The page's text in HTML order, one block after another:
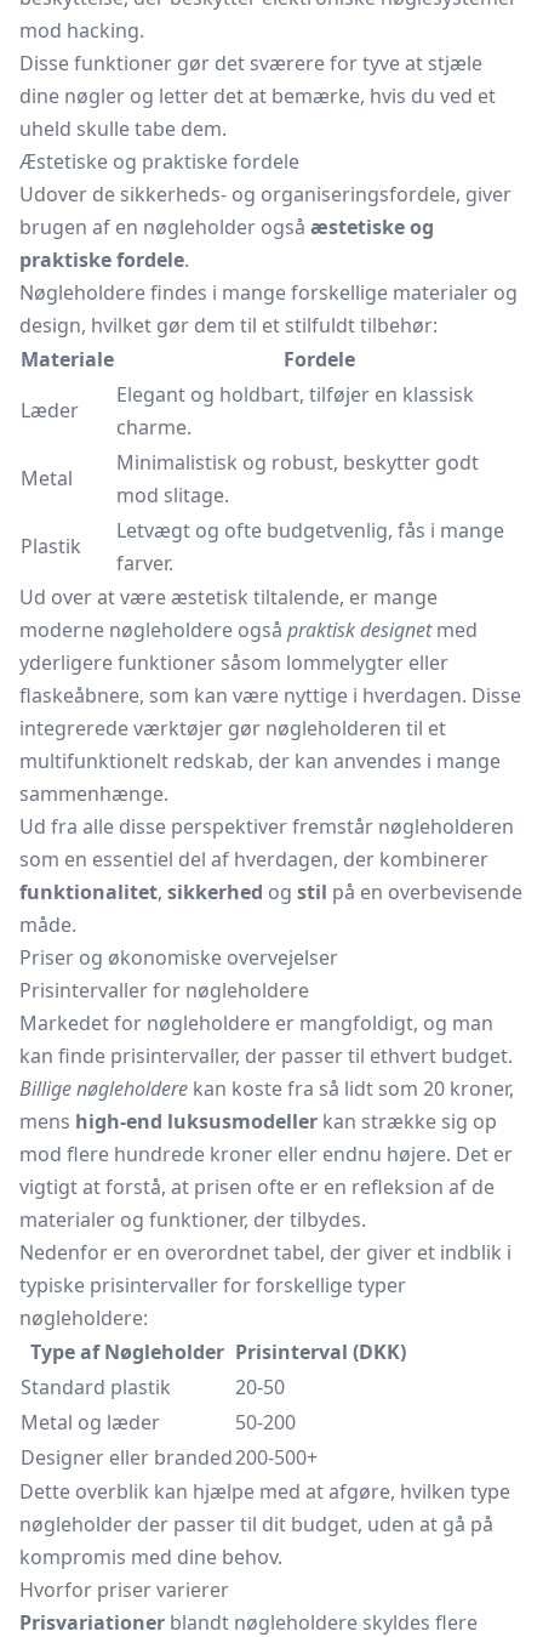
mod hacking.
Disse funktioner gør det sværere for tyve at stjæle
dine nøgler og letter det at bemærke, hvis du ved et
uheld skulle tabe dem.
Æstetiske og praktiske fordele
Udover de sikkerheds- og organiseringsfordele, giver
brugen af en nøgleholder også æstetiske og
praktiske fordele.
Nøgleholdere findes i mange forskellige materialer og
design, hvilket gør dem til et stilfuldt tilbehør:
Materiale
Fordele
Læder
Elegant og holdbart, tilføjer en klassisk
charme.
Metal
Minimalistisk og robust, beskytter godt
mod slitage.
Plastik
Letvægt og ofte budgetvenlig, fås i mange
farver.
Ud over at være æstetisk tiltalende, er mange
moderne nøgleholdere også praktisk designetmed
yderligere funktioner såsom lommelygter eller
flaskeåbnere, som kan være nyttige i hverdagen. Disse
integrerede værktøjer gør nøgleholderen til et
multifunktionelt redskab, der kan anvendes i mange
sammenhænge.
Ud fra alle disse perspektiver fremstår nøgleholderen
som en essentiel del af hverdagen, der kombinerer
funktionalitet, sikkerhed og stil på en overbevisende
måde.
Priser og økonomiske overvejelser
Prisintervaller for nøgleholdere
Markedet for nøgleholdere er mangfoldigt, og man
kan finde prisintervaller, der passer til ethvert budget.
Billige nøgleholdere kan koste fra så lidt som 20 kroner,
mens high-end luksusmodeller kan strække sig op
mod flere hundrede kroner eller endnu højere. Det er
vigtigt at forstå, at prisen ofte er en refleksion af de
materialer og funktioner, der tilbydes.
Nedenfor er en overordnet tabel, der giver et indblik i
typiske prisintervaller for forskellige typer
nøgleholdere:
Type af Nøgleholder Prisinterval (DKK)
Standard plastik
20-50
Metal og læder
50-200
Designer eller branded200-500+
Dette overblik kan hjælpe med at afgøre, hvilken type
nøgleholder der passer til dit budget, uden at gå på
kompromis med dine behov.
Hvorfor priser varierer
Prisvariationer blandt nøgleholdere skyldes flere